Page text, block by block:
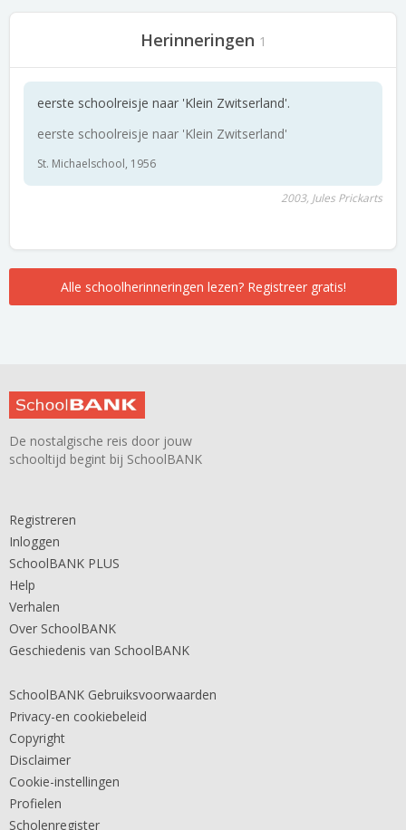
Herinneringen 1
eerste schoolreisje naar 'Klein Zwitserland'.
eerste schoolreisje naar 'Klein Zwitserland'
St. Michaelschool, 1956
2003, Jules Prickarts
Alle schoolherinneringen lezen? Registreer gratis!
De nostalgische reis door jouw
schooltijd begint bij SchoolBANK
Registreren
Inloggen
SchoolBANK PLUS
Help
Verhalen
Over SchoolBANK
Geschiedenis van SchoolBANK
SchoolBANK Gebruiksvoorwaarden
Privacy-en cookiebeleid
Copyright
Disclaimer
Cookie-instellingen
Profielen
Scholenregister